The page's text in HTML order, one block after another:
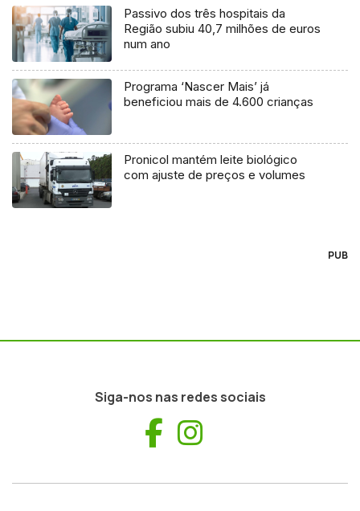
Passivo dos três hospitais da
Região subiu 40,7 milhões de euros
num ano
Programa ‘Nascer Mais’ já
beneficiou mais de 4.600 crianças
Pronicol mantém leite biológico
com ajuste de preços e volumes
PUB
Siga-nos nas redes sociais
Facebook